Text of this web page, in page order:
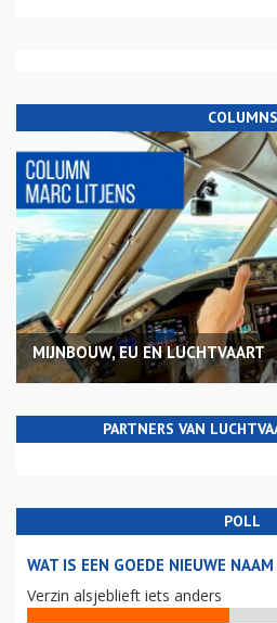
COLUMNS
MIJNBOUW, EU EN LUCHTVAART
PARTNERS VAN
POLL
WAT IS EEN GOEDE NIEUWE
Verzin alsjeblieft iets anders